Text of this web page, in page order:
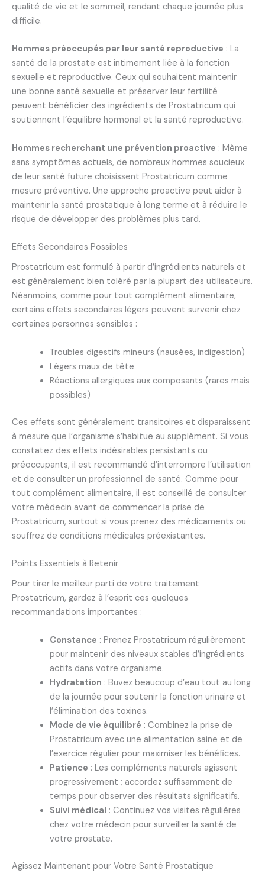
qualité de vie et le sommeil, rendant chaque journée plus
difficile.
Hommes préoccupés par leur santé reproductive : La
santé de la prostate est intimement liée à la fonction
sexuelle et reproductive. Ceux qui souhaitent maintenir
une bonne santé sexuelle et préserver leur fertilité
peuvent bénéficier des ingrédients de Prostatricum qui
soutiennent l’équilibre hormonal et la santé reproductive.
Hommes recherchant une prévention proactive : Même
sans symptômes actuels, de nombreux hommes soucieux
de leur santé future choisissent Prostatricum comme
mesure préventive. Une approche proactive peut aider à
maintenir la santé prostatique à long terme et à réduire le
risque de développer des problèmes plus tard.
Effets Secondaires Possibles
Prostatricum est formulé à partir d’ingrédients naturels et
est généralement bien toléré par la plupart des utilisateurs.
Néanmoins, comme pour tout complément alimentaire,
certains effets secondaires légers peuvent survenir chez
certaines personnes sensibles :
Troubles digestifs mineurs (nausées, indigestion)
Légers maux de tête
Réactions allergiques aux composants (rares mais
possibles)
Ces effets sont généralement transitoires et disparaissent
à mesure que l’organisme s’habitue au supplément. Si vous
constatez des effets indésirables persistants ou
préoccupants, il est recommandé d’interrompre l’utilisation
et de consulter un professionnel de santé. Comme pour
tout complément alimentaire, il est conseillé de consulter
votre médecin avant de commencer la prise de
Prostatricum, surtout si vous prenez des médicaments ou
souffrez de conditions médicales préexistantes.
Points Essentiels à Retenir
Pour tirer le meilleur parti de votre traitement
Prostatricum, gardez à l’esprit ces quelques
recommandations importantes :
Constance : Prenez Prostatricum régulièrement
pour maintenir des niveaux stables d’ingrédients
actifs dans votre organisme.
Hydratation : Buvez beaucoup d’eau tout au long
de la journée pour soutenir la fonction urinaire et
l’élimination des toxines.
Mode de vie équilibré : Combinez la prise de
Prostatricum avec une alimentation saine et de
l’exercice régulier pour maximiser les bénéfices.
Patience : Les compléments naturels agissent
progressivement ; accordez suffisamment de
temps pour observer des résultats significatifs.
Suivi médical : Continuez vos visites régulières
chez votre médecin pour surveiller la santé de
votre prostate.
Agissez Maintenant pour Votre Santé Prostatique